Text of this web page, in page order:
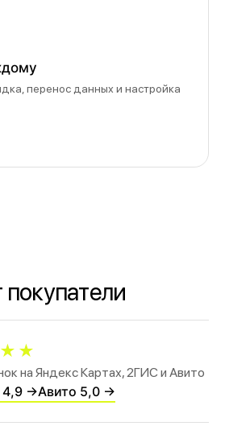
перенос данных и настройка
покупатели
на Яндекс Картах, 2ГИС и Авито
4,9 →Авито 5,0 →